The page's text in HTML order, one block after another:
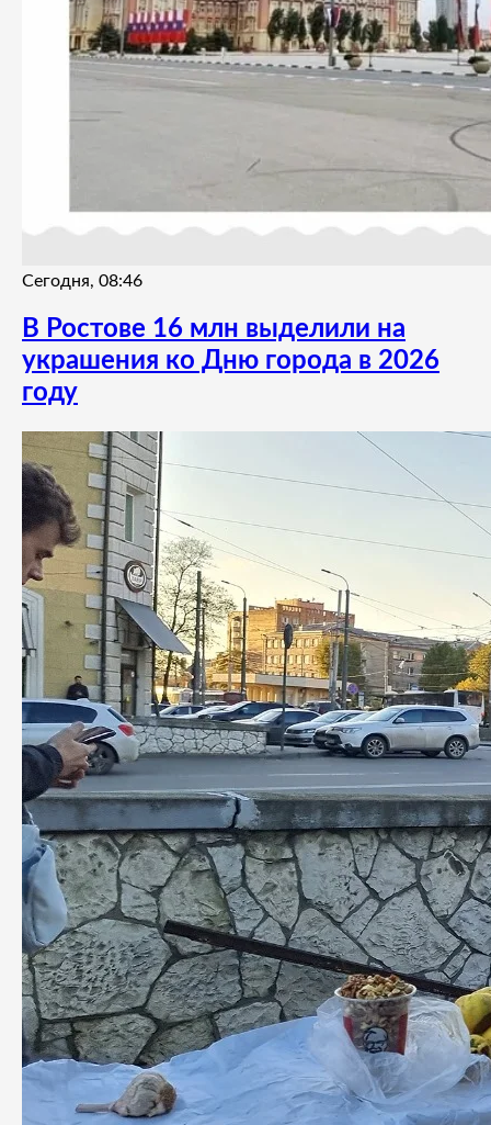
Сегодня, 08:46
В Ростове 16 млн выделили на
украшения ко Дню города в 2026
году